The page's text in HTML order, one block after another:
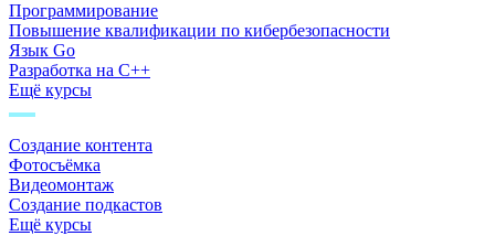
Программирование
Повышение квалификации по кибербезопасности
Язык Go
Разработка на C++
Ещё курсы
Создание контента
Фотосъёмка
Видеомонтаж
Создание подкастов
Ещё курсы